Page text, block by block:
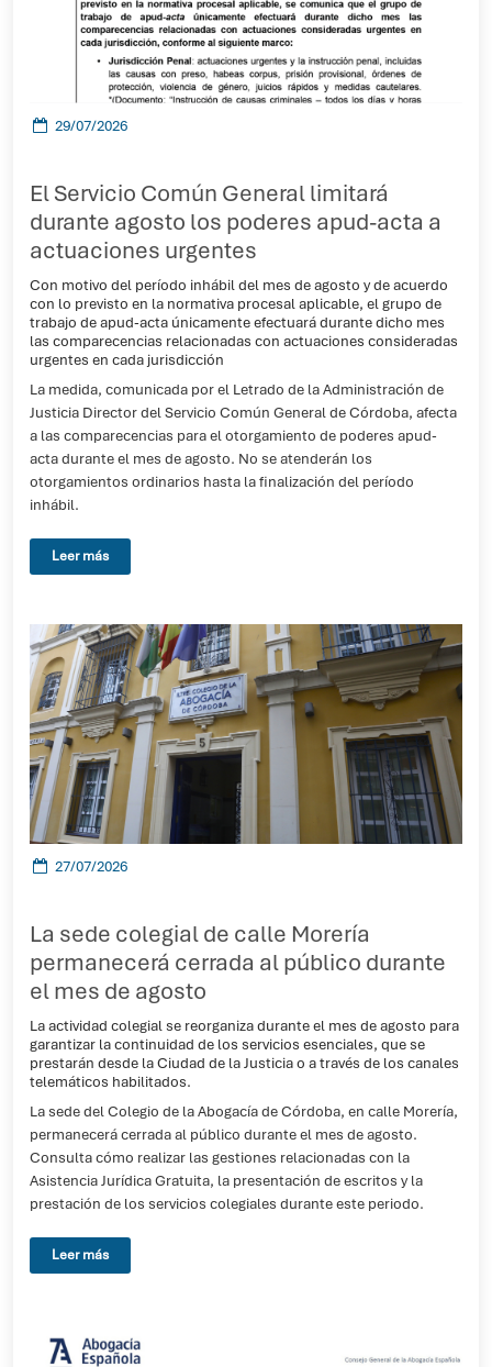
29/07/2026
El Servicio Común General limitará
durante agosto los poderes apud-acta a
actuaciones urgentes
Con motivo del período inhábil del mes de agosto y de acuerdo
con lo previsto en la normativa procesal aplicable, el grupo de
trabajo de apud-acta únicamente efectuará durante dicho mes
las comparecencias relacionadas con actuaciones consideradas
urgentes en cada jurisdicción
La medida, comunicada por el Letrado de la Administración de
Justicia Director del Servicio Común General de Córdoba, afecta
a las comparecencias para el otorgamiento de poderes apud-
acta durante el mes de agosto. No se atenderán los
otorgamientos ordinarios hasta la finalización del período
inhábil.
Leer más
27/07/2026
La sede colegial de calle Morería
permanecerá cerrada al público durante
el mes de agosto
La actividad colegial se reorganiza durante el mes de agosto para
garantizar la continuidad de los servicios esenciales, que se
prestarán desde la Ciudad de la Justicia o a través de los canales
telemáticos habilitados.
La sede del Colegio de la Abogacía de Córdoba, en calle Morería,
permanecerá cerrada al público durante el mes de agosto.
Consulta cómo realizar las gestiones relacionadas con la
Asistencia Jurídica Gratuita, la presentación de escritos y la
prestación de los servicios colegiales durante este periodo.
Leer más